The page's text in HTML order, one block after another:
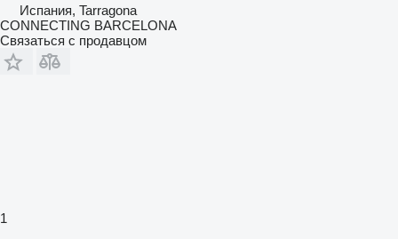
Испания, Tarragona
CONNECTING BARCELONA
Связаться с продавцом
1